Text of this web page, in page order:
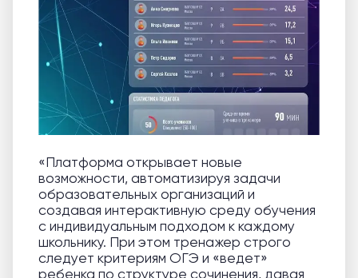
«Платформа открывает новые
возможности, автоматизируя задачи
образовательных организаций и
создавая интерактивную среду обучения
с индивидуальным подходом к каждому
школьнику. При этом тренажер строго
следует критериям ОГЭ и «ведет»
ребенка по структуре сочинения, давая